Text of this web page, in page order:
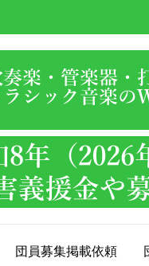
団員募集掲載依頼